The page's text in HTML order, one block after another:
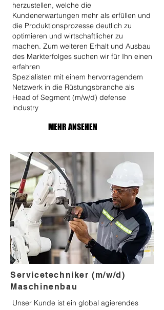
herzustellen, welche die
Kundenerwartungen mehr als erfüllen und
die Produktionsprozesse deutlich zu
optimieren und wirtschaftlicher zu
machen. Zum weiteren Erhalt und Ausbau
des Markterfolges suchen wir für Ihn einen
erfahren
​Spezialisten mit einem hervorragendem
Netzwerk in die Rüstungsbranche als
Head of Segment (m/w/d) defense
industry
MEHR ANSEHEN
Servicetechniker (m/w/d)
Maschinenbau
Unser Kunde ist ein global agierendes